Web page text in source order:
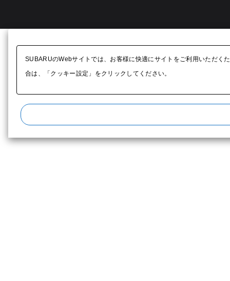
SUBARUのWebサイトでは、お客様に快適にサイトをご利用いただく
合は、「クッキー設定」をクリックしてください。​